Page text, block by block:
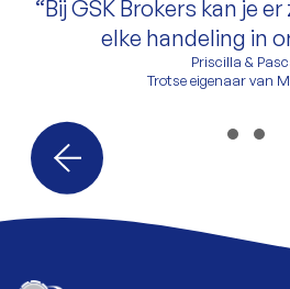
“Bij GSK Brokers kan je
elke handeling in
Priscilla &
Trotse eigenaar van